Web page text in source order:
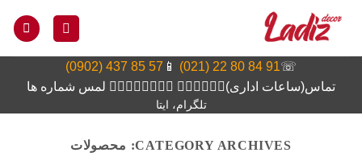
☏
91 84 80 22 (021)
📱
57 85 437 (0902)
تماس(ساعات اداری)👆🏻👆🏻👆🏻 👆🏻👆🏻👆🏻👆🏻 لمس شماره ها
تلگرام، ایتا
CATEGORY ARCHIVES: محصولات